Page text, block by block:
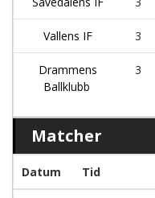
Vallens IF 3
Drammens
Ballklubb
3
Matcher
Datum Tid